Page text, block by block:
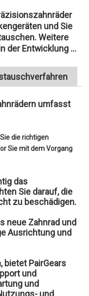
und Sie
Weitere
der Entwicklung ...
umfasst
die richtigen
Sie mit dem Vorgang
das
Sie darauf, die
zu beschädigen.
neue Zahnrad und
Ausrichtung und
bietet PairGears
und
und
und